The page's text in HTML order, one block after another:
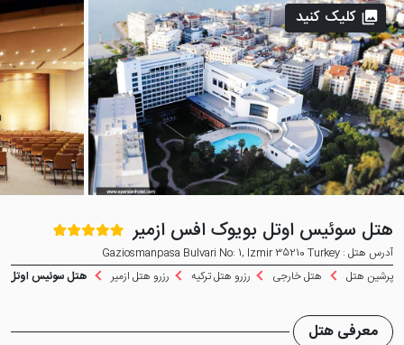
هتل سوئیس اوتل بویوک افس ازمیر
آدرس هتل : Gaziosmanpasa Bulvari No: 1, Izmir 35210 Turkey
پرشین هتل
هتل خارجی رزرو هتل ترکیه رزرو هتل ازمیر هتل سوئیس اوتل
کلیک کنید
معرفی هتل